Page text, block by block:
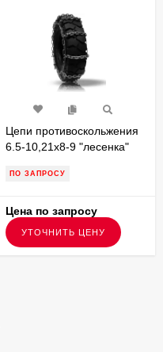
Цепи противоскольжения
6.5-10,21x8-9 "лесенка"
на шинах 6.5-10,21x8-9,
погрузчиков
ПО ЗАПРОСУ
Цена по запросу
УТОЧНИТЬ ЦЕНУ